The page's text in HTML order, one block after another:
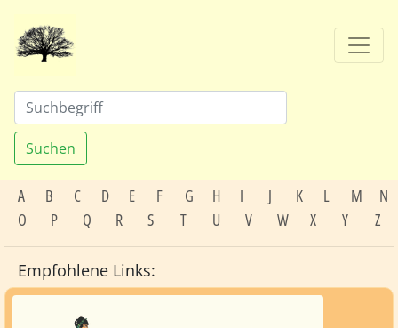
Suchen
A B C D E F G H I J K L M
N
O
P Q R S T U V W X Y Z
Empfohlene Links: